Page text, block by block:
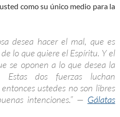
como su único medio para la
desea hacer el mal, que es
lo que quiere el Espíritu. Y el
se oponen a lo que desea la
Estas dos fuerzas luchan
ustedes no son libres
intenciones.” — Gálatas